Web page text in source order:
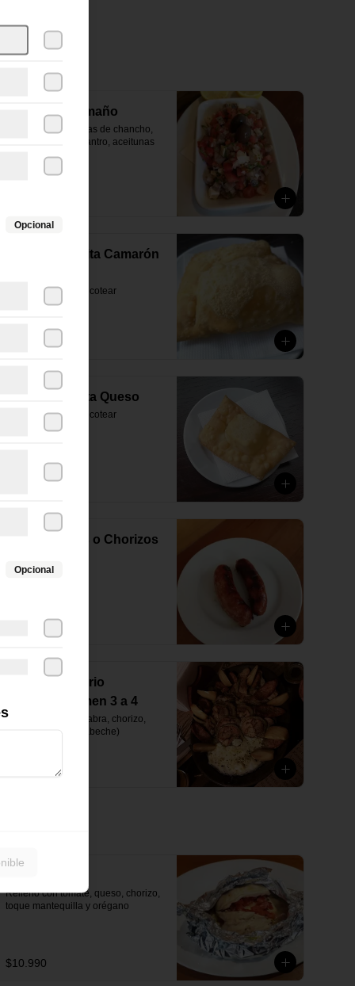
Causeo Caramaño
(Queso cabra, patitas de chancho,
tomate, cebolla, cilantro, aceitunas
todo a cuadro)
Empanada Frita Camarón
Para comenzar a picotear
Empanada frita Queso
Para comenzar a picotear
Par de Prietas o Chorizos
Receta Casera
Surtido Emporio
(Caliente) comen 3 a 4
(Arrollado, queso cabra, chorizo,
pernil, cebolla escabeche)
Relleno con tomate, queso, chorizo,
toque mantequilla y orégano
$10.990
Opcional
Opcional